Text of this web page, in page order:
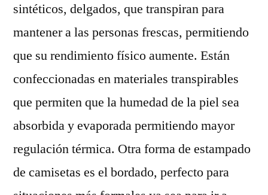
sintéticos, delgados, que transpiran para
mantener a las personas frescas, permitiendo
que su rendimiento físico aumente. Están
confeccionadas en materiales transpirables
que permiten que la humedad de la piel sea
absorbida y evaporada permitiendo mayor
regulación térmica. Otra forma de estampado
de camisetas es el bordado, perfecto para